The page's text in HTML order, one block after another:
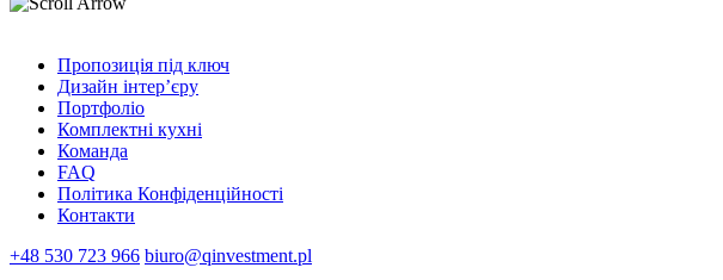
Пропозиція під ключ
Дизайн інтер’єру
Портфоліо
Комплектні кухні
Команда
FAQ
Політика Конфіденційності
Контакти
+48 530 723 966 biuro@qinvestment.pl